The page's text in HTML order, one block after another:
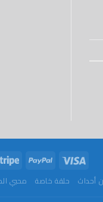
أحداث حلقة خاصة محبي